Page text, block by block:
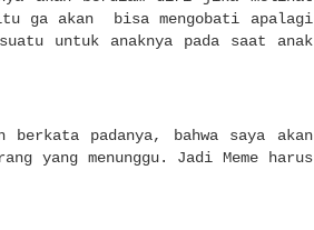
ga akan bisa mengobati apalagi
untuk anaknya pada saat anak
padanya, bahwa saya akan
yang menunggu. Jadi Meme harus